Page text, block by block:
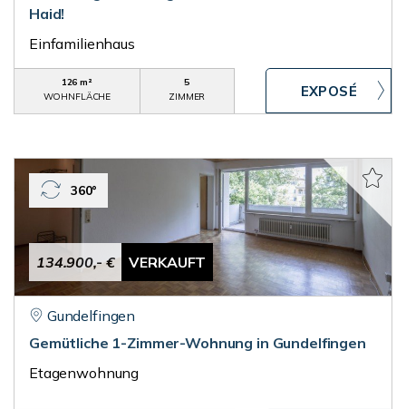
Haid!
Einfamilienhaus
126 m²
WOHNFLÄCHE
5
ZIMMER
134.900,- € VERKAUFT
360°
Gundelfingen
Gemütliche 1-Zimmer-Wohnung in Gundelfingen
Etagenwohnung